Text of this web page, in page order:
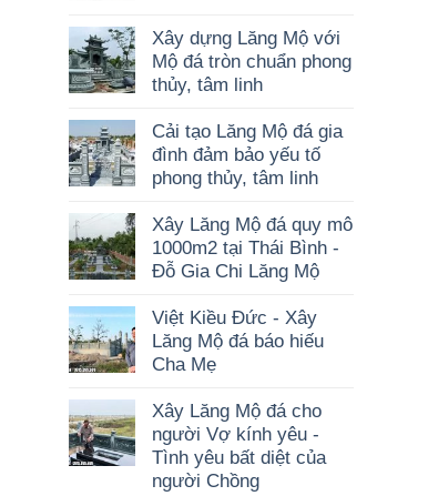
Xây dựng Lăng Mộ với
Mộ đá tròn chuẩn phong
thủy, tâm linh
Cải tạo Lăng Mộ đá gia
đình đảm bảo yếu tố
phong thủy, tâm linh
Xây Lăng Mộ đá quy mô
1000m2 tại Thái Bình -
Đỗ Gia Chi Lăng Mộ
Việt Kiều Đức - Xây
Lăng Mộ đá báo hiếu
Cha Mẹ
Xây Lăng Mộ đá cho
người Vợ kính yêu -
Tình yêu bất diệt của
người Chồng